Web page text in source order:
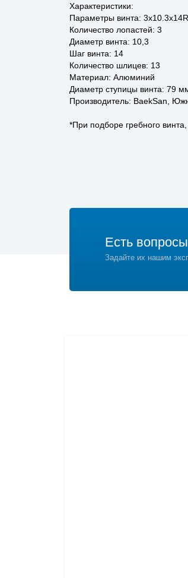
Характеристики:
Параметры винта: 3x10.3x14R
Количество лопастей: 3
Диаметр винта: 10,3
Шаг винта: 14
Количество шлицев: 13
Материал: Алюминий
Диаметр ступицы винта: 79
Производитель: BaekSan,
*При подборе гребного
Есть
Задайте их нашим